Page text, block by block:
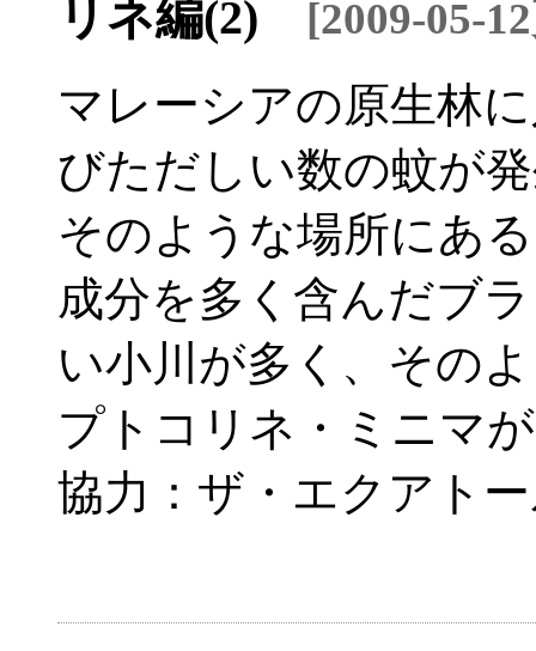
リネ編(2) [2009-05-
マレーシアの原生林
びただしい数の蚊が
そのような場所にあ
成分を多く含んだブ
い小川が多く、その
プトコリネ・ミニマ
協力：ザ・エクアト